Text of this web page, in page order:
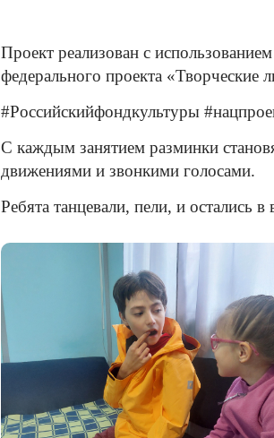
Проект реализован с
федерального проекта «Творческие
#Российскийфондкультуры
С каждым занятием разминки
движениями и звонкими голосами.
Ребята танцевали, пели, и остались в